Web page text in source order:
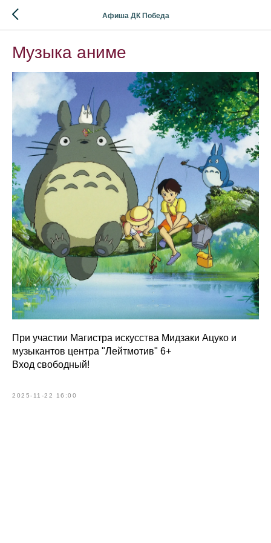
Афиша ДК Победа
Музыка аниме
При участии Магистра искусства Мидзаки Ацуко и
музыкантов центра "Лейтмотив" 6+
Вход свободный!
2025-11-22 16:00